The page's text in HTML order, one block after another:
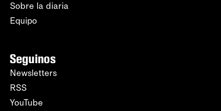
Sobre la diaria
Equipo
Seguinos
Newsletters
RSS
YouTube